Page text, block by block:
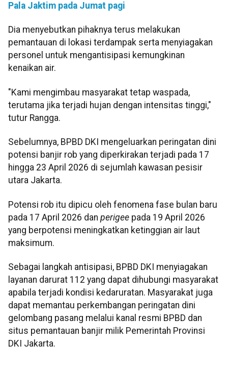
Pala Jaktim pada Jumat pagi
Dia menyebutkan pihaknya terus melakukan
pemantauan di lokasi terdampak serta menyiagakan
personel untuk mengantisipasi kemungkinan
kenaikan air.
"Kami mengimbau masyarakat tetap waspada,
terutama jika terjadi hujan dengan intensitas tinggi,"
tutur Rangga.
Sebelumnya, BPBD DKI mengeluarkan peringatan dini
potensi banjir rob yang diperkirakan terjadi pada 17
hingga 23 April 2026 di sejumlah kawasan pesisir
utara Jakarta.
Potensi rob itu dipicu oleh fenomena fase bulan baru
pada 17 April 2026 dan perigee pada 19 April 2026
yang berpotensi meningkatkan ketinggian air laut
maksimum.
Sebagai langkah antisipasi, BPBD DKI menyiagakan
layanan darurat 112 yang dapat dihubungi masyarakat
apabila terjadi kondisi kedaruratan. Masyarakat juga
dapat memantau perkembangan peringatan dini
gelombang pasang melalui kanal resmi BPBD dan
situs pemantauan banjir milik Pemerintah Provinsi
DKI Jakarta.